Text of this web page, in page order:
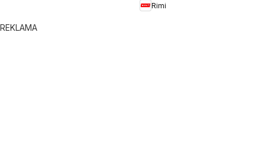
Rimi
REKLAMA